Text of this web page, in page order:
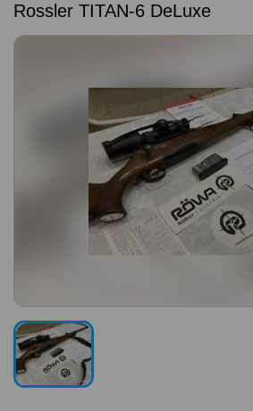
Rossler TITAN-6 DeLuxe